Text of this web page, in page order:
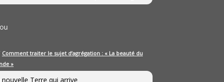
Comment traiter le sujet d’agrégation : « La beauté du
»
nouvelle Terre qui arrive